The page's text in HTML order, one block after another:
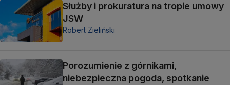
Służby i prokuratura na tropie umowy
JSW
Robert Zieliński
Porozumienie z górnikami,
niebezpieczna pogoda, spotkanie